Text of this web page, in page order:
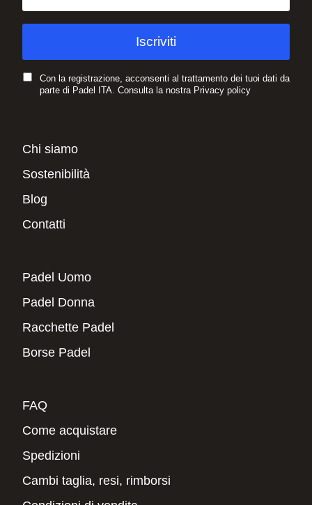
Con la registrazione, acconsenti al trattamento dei tuoi dati da
parte di Padel ITA. Consulta la nostra Privacy policy
Chi siamo
Sostenibilità
Blog
Contatti
Padel Uomo
Padel Donna
Racchette Padel
Borse Padel
FAQ
Come acquistare
Spedizioni
Cambi taglia, resi, rimborsi